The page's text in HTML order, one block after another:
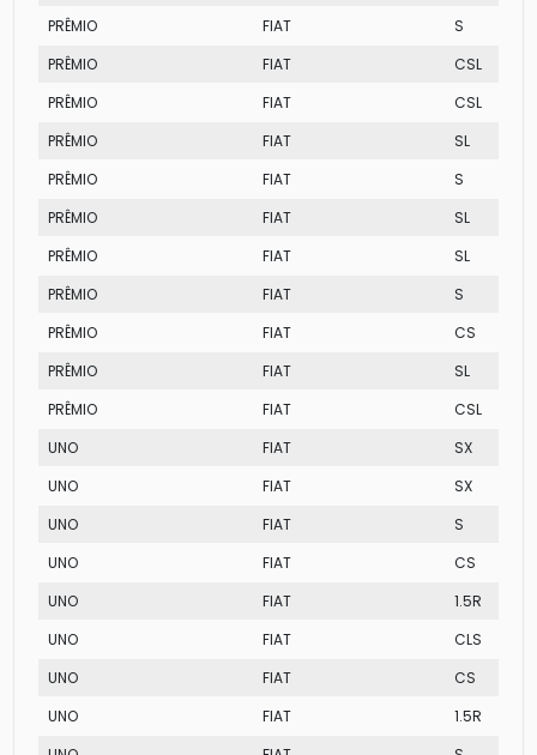
PRÊMIO
FIAT
S
PRÊMIO
FIAT
CSL
PRÊMIO
FIAT
CSL
PRÊMIO
FIAT
SL
PRÊMIO
FIAT
S
PRÊMIO
FIAT
SL
PRÊMIO
FIAT
SL
PRÊMIO
FIAT
S
PRÊMIO
FIAT
CS
PRÊMIO
FIAT
SL
PRÊMIO
FIAT
CSL
UNO
FIAT
SX
UNO
FIAT
SX
UNO
FIAT
S
UNO
FIAT
CS
UNO
FIAT
1.5R
UNO
FIAT
CLS
UNO
FIAT
CS
UNO
FIAT
1.5R